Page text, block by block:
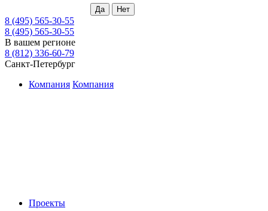
8 (495) 565-30-55
8 (495) 565-30-55
В вашем регионе
8 (812) 336-60-79
Санкт-Петербург
Компания Компания
Проекты